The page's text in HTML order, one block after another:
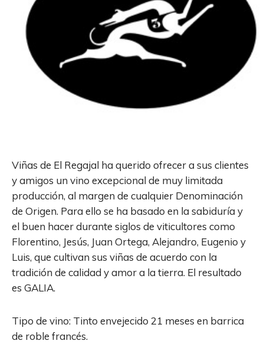
Viñas de El Regajal ha querido ofrecer a sus clientes
y amigos un vino excepcional de muy limitada
producción, al margen de cualquier Denominación
de Origen. Para ello se ha basado en la sabiduría y
el buen hacer durante siglos de viticultores como
Florentino, Jesús, Juan Ortega, Alejandro, Eugenio y
Luis, que cultivan sus viñas de acuerdo con la
tradición de calidad y amor a la tierra. El resultado
es GALIA.
Tipo de vino: Tinto envejecido 21 meses en barrica
de roble francés.